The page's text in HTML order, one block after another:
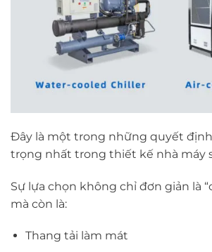
Đây là một trong những quyết
trọng nhất trong thiết kế nhà máy
Sự lựa chọn không chỉ đơn giản là
mà còn là:
Thang tải làm mát